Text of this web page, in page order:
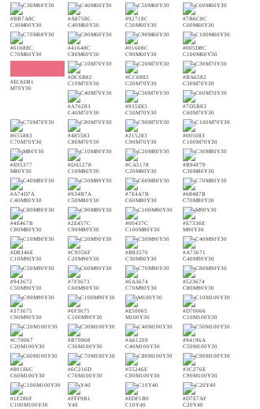
#BB7A8C
C30M60Y30
#A8758C
C40M60Y30
#92718C
C50M60Y30
#7B6C8C
C60M60Y30
#61688C
C70M60Y30
#41648C
C80M60Y30
#01608C
C90M60Y30
#005D8C
C100M60Y30
#EC6D81
M70Y30
#DC6B82
C10M70Y30
#CC6882
C20M70Y30
#BA6582
C30M70Y30
#A76283
C40M70Y30
#935E83
C50M70Y30
#7D5B83
C60M70Y30
#655883
C70M70Y30
#485583
C80M70Y30
#215283
C90M70Y30
#005083
C100M70Y30
#E95377
M80Y30
#DA5278
C10M80Y30
#CA5178
C20M80Y30
#B94F79
C30M80Y30
#A74D7A
C40M80Y30
#934B7A
C50M80Y30
#7E4A7B
C60M80Y30
#68487B
C70M80Y30
#4E467B
C80M80Y30
#2E457C
C90M80Y30
#00437C
C100M80Y30
#E7336E
M90Y30
#D8346E
C10M90Y30
#C9356F
C20M90Y30
#B83570
C30M90Y30
#A73671
C40M90Y30
#943672
C50M90Y30
#7F3673
C60M90Y30
#6A3674
C70M90Y30
#523674
C80M90Y30
#373675
C90M90Y30
#0F3675
C100M90Y30
#E50065
M100Y30
#D70066
C10M100Y30
#C70067
C20M100Y30
#B70868
C30M100Y30
#A61269
C40M100Y30
#94196A
C50M100Y30
#801E6C
C60M100Y30
#6C216D
C70M100Y30
#55246E
C80M100Y30
#3C276E
C90M100Y30
#1F286F
C100M100Y30
#FFF9B1
Y40
#EDF1B0
C10Y40
#D7E7AF
C20Y40